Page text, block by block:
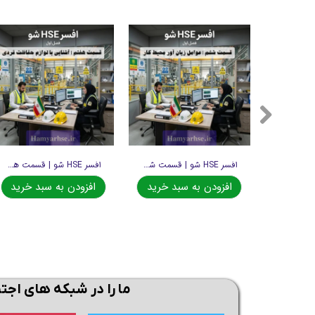
افسر HSE شو | قسمت هفتم
افزودن به سبد خرید
افسر HSE شو | قسمت ششم
افزودن به سبد خرید
ما را در شبکه های